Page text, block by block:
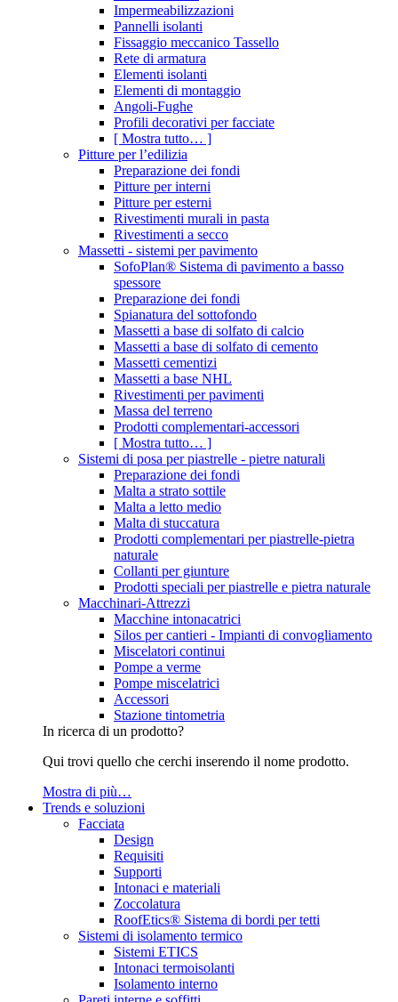
Impermeabilizzazioni
Pannelli isolanti
Fissaggio meccanico Tassello
Rete di armatura
Elementi isolanti
Elementi di montaggio
Angoli-Fughe
Profili decorativi per facciate
[ Mostra tutto… ]
Pitture per l’edilizia
Preparazione dei fondi
Pitture per interni
Pitture per esterni
Rivestimenti murali in pasta
Rivestimenti a secco
Massetti - sistemi per pavimento
SofoPlan® Sistema di pavimento a basso
spessore
Preparazione dei fondi
Spianatura del sottofondo
Massetti a base di solfato di calcio
Massetti a base di solfato di cemento
Massetti cementizi
Massetti a base NHL
Rivestimenti per pavimenti
Massa del terreno
Prodotti complementari-accessori
[ Mostra tutto… ]
Sistemi di posa per piastrelle - pietre naturali
Preparazione dei fondi
Malta a strato sottile
Malta a letto medio
Malta di stuccatura
Prodotti complementari per piastrelle-pietra
naturale
Collanti per giunture
Prodotti speciali per piastrelle e pietra naturale
Macchinari-Attrezzi
Macchine intonacatrici
Silos per cantieri - Impianti di convogliamento
Miscelatori continui
Pompe a verme
Pompe miscelatrici
Accessori
Stazione tintometria
In ricerca di un prodotto?
Qui trovi quello che cerchi inserendo il nome prodotto.
Mostra di più…
Trends e soluzioni
Facciata
Design
Requisiti
Supporti
Intonaci e materiali
Zoccolatura
RoofEtics® Sistema di bordi per tetti
Sistemi di isolamento termico
Sistemi ETICS
Intonaci termoisolanti
Isolamento interno